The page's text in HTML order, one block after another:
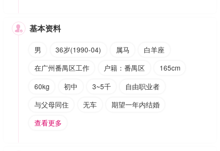
 基本资料
男 36岁(1990-04) 属马
白羊座
在广州番禺区工作
户籍：番禺区
165cm
60kg
初中 3~5千
自由职业者
与父母同住
无车
期望一年内结婚
查看更多